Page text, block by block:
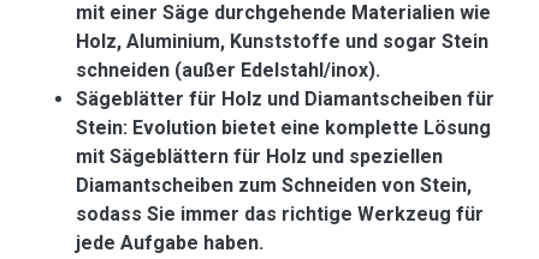
mit einer Säge durchgehende Materialien wie
Holz, Aluminium, Kunststoffe und sogar Stein
schneiden (außer Edelstahl/inox).
Sägeblätter für Holz und Diamantscheiben für
Stein: Evolution bietet eine komplette Lösung
mit Sägeblättern für Holz und speziellen
Diamantscheiben zum Schneiden von Stein,
sodass Sie immer das richtige Werkzeug für
jede Aufgabe haben.